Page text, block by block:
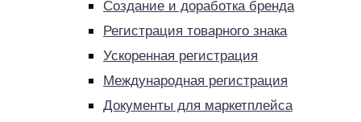
Создание и доработка бренда
Регистрация товарного знака
Ускоренная регистрация
Международная регистрация
Документы для маркетплейса